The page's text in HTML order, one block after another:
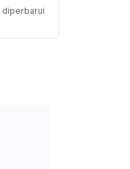
diperbarui